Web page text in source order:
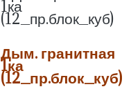
Дым. гранитная
1ка
(12_пр.блок_куб)